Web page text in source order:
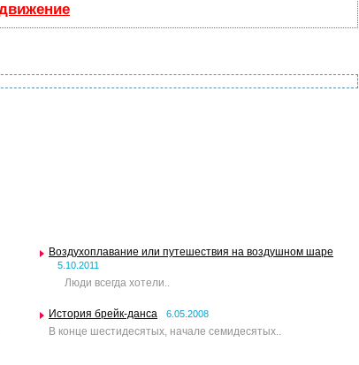
Воздухоплавание или путешествия на воздушном шаре
5.10.2011
Люди всегда хотели..
История брейк-данса 6.05.2008
В конце шестидесятых, начале семидесятых..